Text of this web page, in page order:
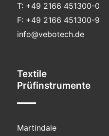
T: +49 2166 451300-0
F: +49 2166 451300-9
info@vebotech.de
Textile
Prüfinstrumente
Martindale